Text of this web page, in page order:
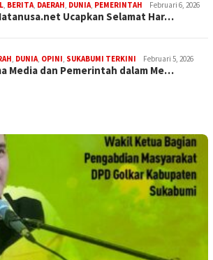
BERITA DAERAH DUNIA PEMERINTAH Februari 6, 2026
Ucapkan Selamat Har…
DUNIA OPINI SUKABUMI TERKINI Februari 5, 2026
Media dan Pemerintah dalam Me…